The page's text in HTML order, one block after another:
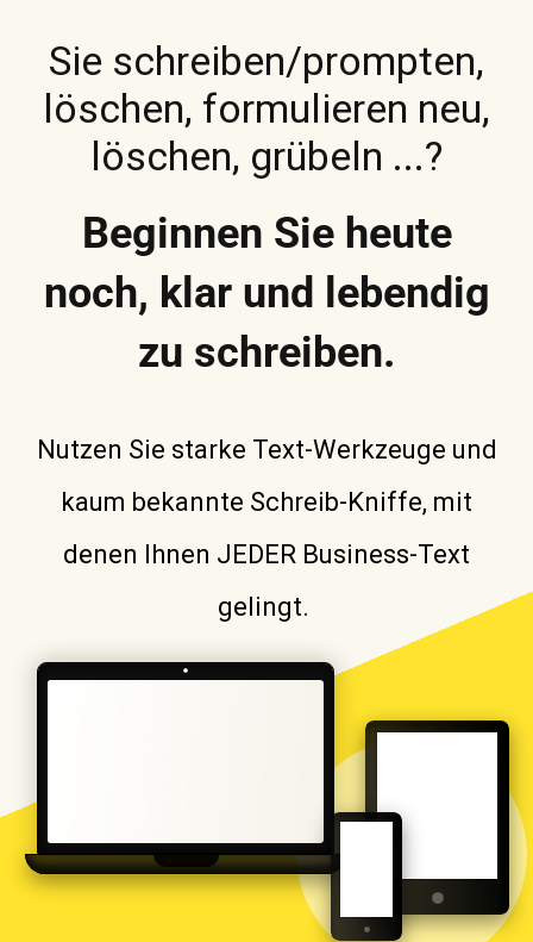
Sie schreiben/prompten,
löschen, formulieren neu,
löschen, grübeln ...?
Beginnen Sie heute
noch, klar und lebendig
zu schreiben.
Nutzen Sie starke Text-Werkzeuge und
kaum bekannte Schreib-Kniffe, mit
denen Ihnen JEDER Business-Text
gelingt.